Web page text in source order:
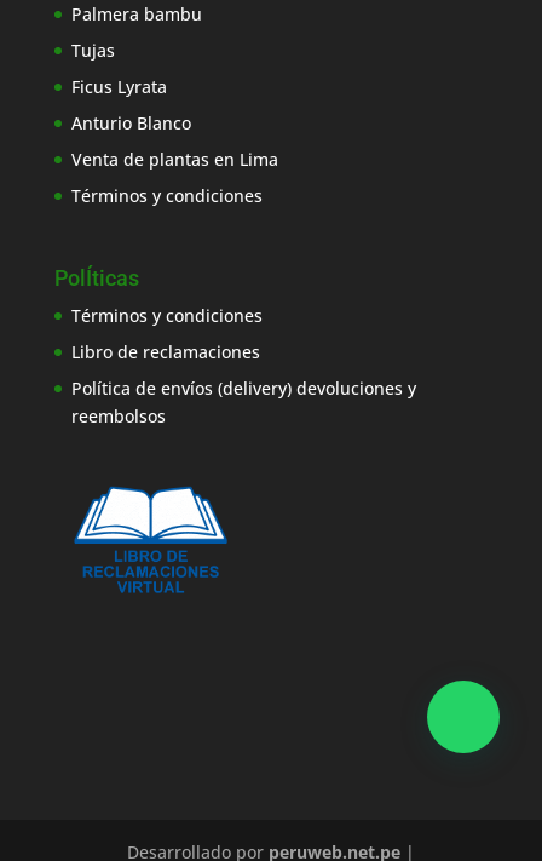
Palmera bambu
Tujas
Ficus Lyrata
Anturio Blanco
Venta de plantas en Lima
Términos y condiciones
PolÍticas
Términos y condiciones
Libro de reclamaciones
Política de envíos (delivery) devoluciones y
reembolsos
Desarrollado por peruweb.net.pe|